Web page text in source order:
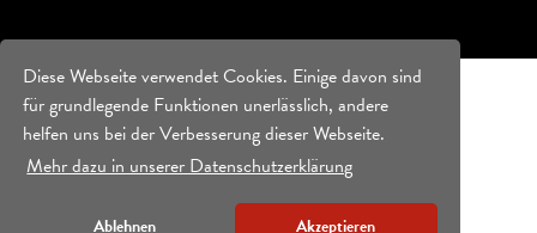
Diese Webseite verwendet Cookies. Einige davon sind
für grundlegende Funktionen unerlässlich, andere
helfen uns bei der Verbesserung dieser Webseite.
Mehr dazu in unserer Datenschutzerklärung
Ablehnen Akzeptieren